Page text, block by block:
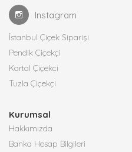
Instagram
İstanbul Çiçek Siparişi
Pendik Çiçekçi
Kartal Çiçekci
Tuzla Çiçekçi
Kurumsal
Hakkımızda
Banka Hesap Bilgileri